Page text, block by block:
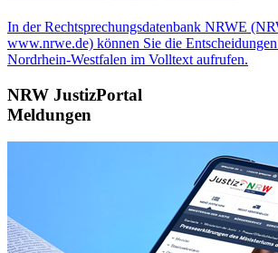
In der Rechtsprechungsdatenbank NRWE
www.nrwe.de) können Sie die
Nordrhein-Westfalen im Volltext aufrufen.
NRW JustizPortal
Meldungen